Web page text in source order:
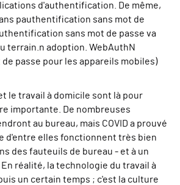
d'authentification.
De même,
pauthentification sans mot de
sans mot de passe va
terrain. n adoption . WebAuthN
passe pour les appareils mobiles)
le travail à domicile sont là pour
importante. De nombreuses
au bureau, mais COVID a prouvé
d'entre elles fonctionnent très bien
des fauteuils de bureau - et à un
. En réalité, la technologie du travail à
un certain temps ; c'est la culture